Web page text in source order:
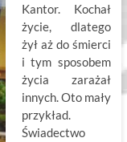
Kantor. Kochał
życie, dlatego
żył aż do śmierci
i tym sposobem
życia zarażał
innych. Oto mały
przykład.
Świadectwo